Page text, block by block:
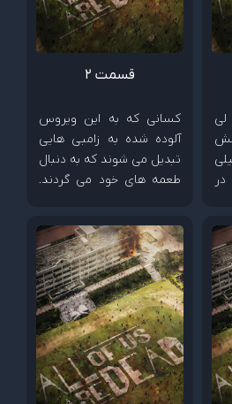
لی
قسمت ۲
کسانی که به این ویروس
آلوده شده به زامبی هایی
تبدیل می شوند که به دنبال
طعمه های خود می گردند.
یک کلاس گیر افتاده اند و...